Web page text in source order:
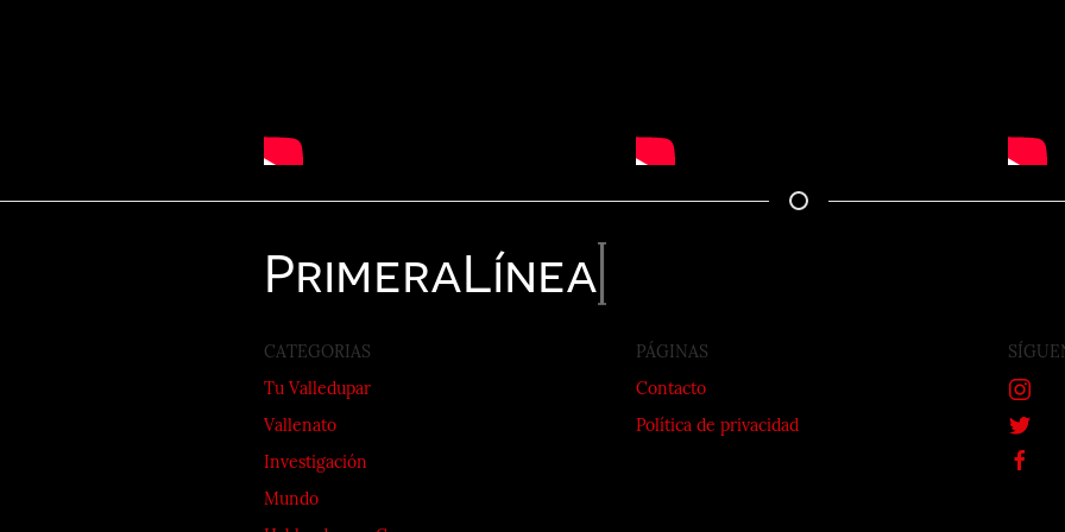
PrimeraLínea
CATEGORIAS
Tu Valledupar
Vallenato
Investigación
Mundo
PÁGINAS
Contacto
Política de privacidad